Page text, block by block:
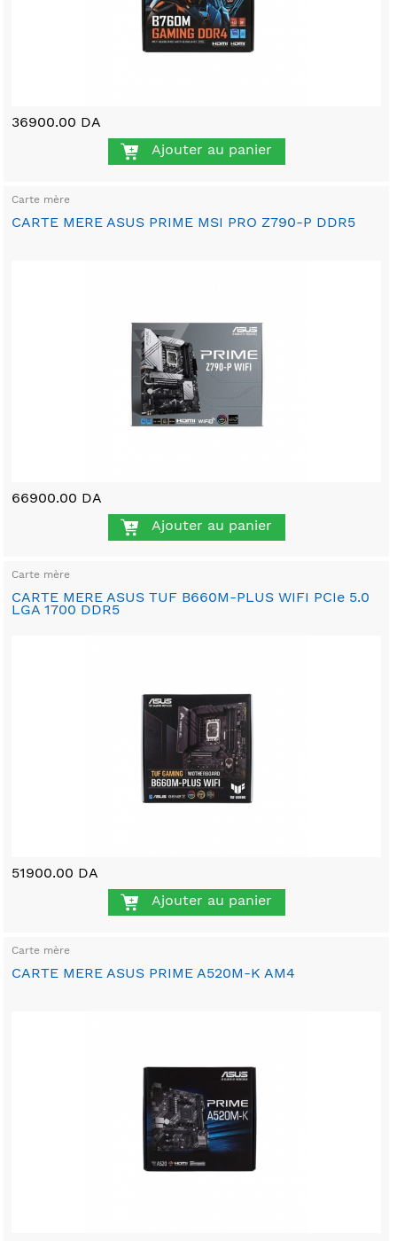
36900.00 DA
Ajouter au panier
Carte mère
CARTE MERE ASUS PRIME MSI PRO Z790-P DDR5
66900.00 DA
Ajouter au panier
Carte mère
CARTE MERE ASUS TUF B660M-PLUS WIFI PCIe 5.0
LGA 1700 DDR5
51900.00 DA
Ajouter au panier
Carte mère
CARTE MERE ASUS PRIME A520M-K AM4